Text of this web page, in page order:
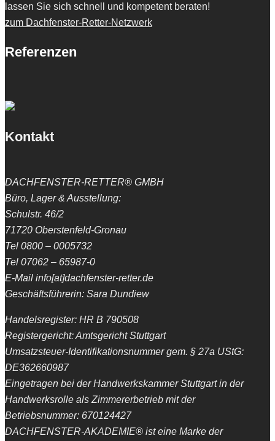
lassen Sie sich schnell und kompetent beraten!
zum Dachfenster-Retter-Netzwerk
Referenzen
Kontakt
DACHFENSTER-RETTER® GMBH
Büro, Lager & Ausstellung:
Schulstr. 46/2
71720 Oberstenfeld-Gronau
Tel 0800 – 0005732
Tel 07062 – 65987-0
E-Mail info[at]dachfenster-retter.de
Geschäftsführerin: Sara Dundiew
Handelsregister: HR B 790508
Registergericht: Amtsgericht Stuttgart
Umsatzsteuer-Identifikationsnummer gem. § 27a UStG:
DE362660987
Eingetragen bei der Handwerkskammer Stuttgart in der
Handwerksrolle als Zimmererbetrieb mit der
Betriebsnummer: 670124427
DACHFENSTER-AKADEMIE® ist eine Marke der